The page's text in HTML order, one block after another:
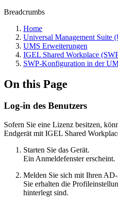
Breadcrumbs
Home
Universal Management Suite
UMS Erweiterungen
IGEL Shared Workplace
SWP-Konfiguration in der
On this Page
Log-in des Benutzers
Sofern Sie eine Lizenz besitzen,
Endgerät mit IGEL Shared
Starten Sie das Gerät.
Ein Anmeldefenster erscheint.
Melden Sie sich mit Ihren
Sie erhalten die
hinterlegt sind.